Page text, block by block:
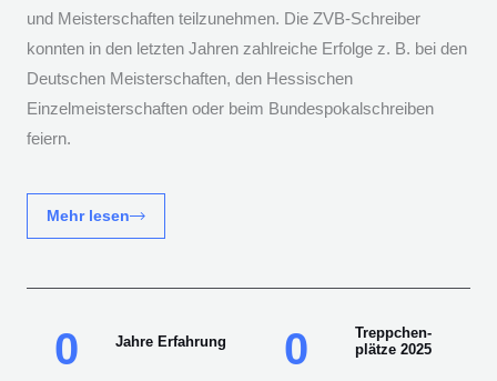
und Meisterschaften teilzunehmen. Die ZVB-Schreiber
konnten in den letzten Jahren zahlreiche Erfolge z. B. bei den
Deutschen Meisterschaften, den Hessischen
Einzelmeisterschaften oder beim Bundespokalschreiben
feiern.
Mehr lesen
0 Jahre Erfahrung 0
Treppchen-
plätze 2025